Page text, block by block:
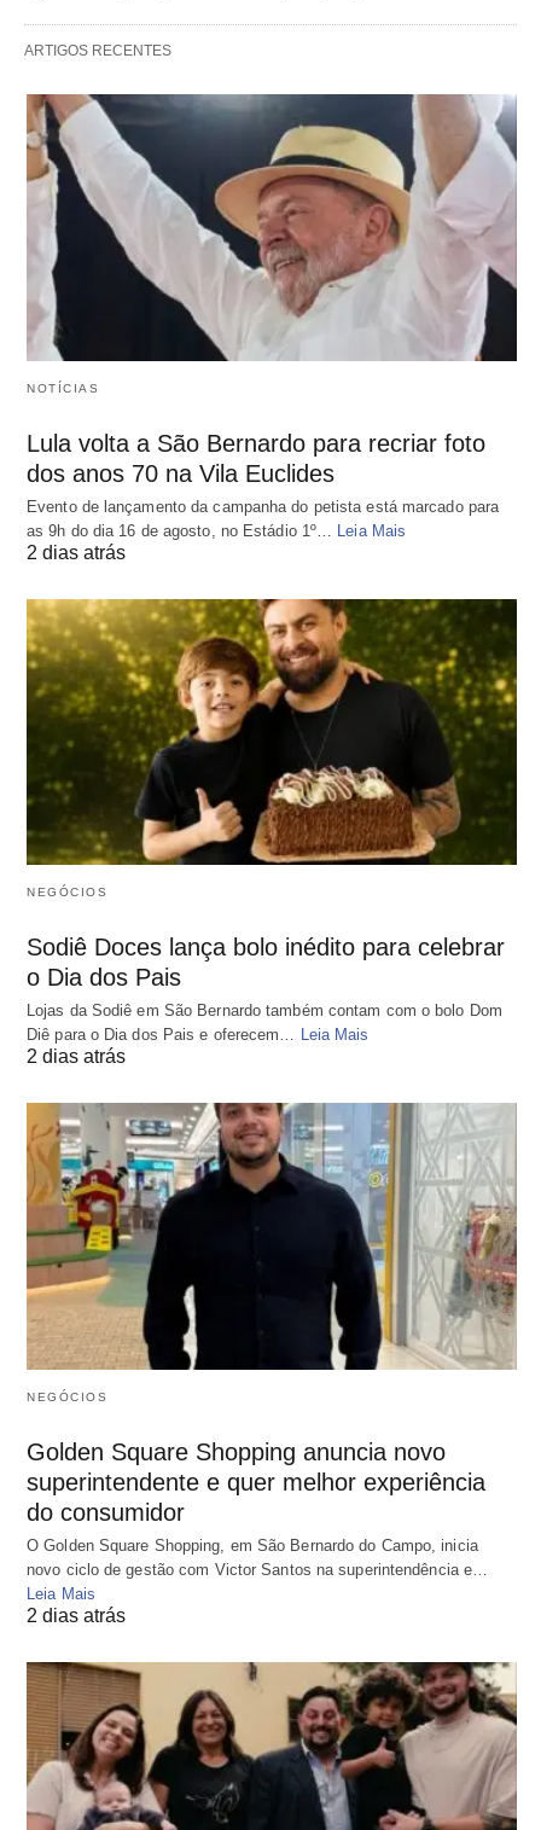
ARTIGOS RECENTES
NOTÍCIAS
Lula volta a São Bernardo para recriar foto
dos anos 70 na Vila Euclides
Evento de lançamento da campanha do petista está marcado para
as 9h do dia 16 de agosto, no Estádio 1º…
Leia Mais
2 dias atrás
NEGÓCIOS
Sodiê Doces lança bolo inédito para celebrar
o Dia dos Pais
Lojas da Sodiê em São Bernardo também contam com o bolo Dom
Diê para o Dia dos Pais e oferecem… Leia Mais
2 dias atrás
NEGÓCIOS
Golden Square Shopping anuncia novo
superintendente e quer melhor experiência
do consumidor
O Golden Square Shopping, em São Bernardo do Campo, inicia
novo ciclo de gestão com Victor Santos na superintendência e…
Leia Mais
2 dias atrás